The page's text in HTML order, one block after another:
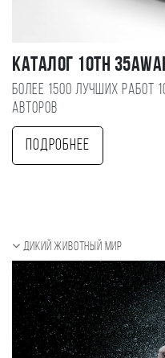
Каталог 10TH
Более 1500 лучших работ
авторов
Подробнее
Дикий животный мир